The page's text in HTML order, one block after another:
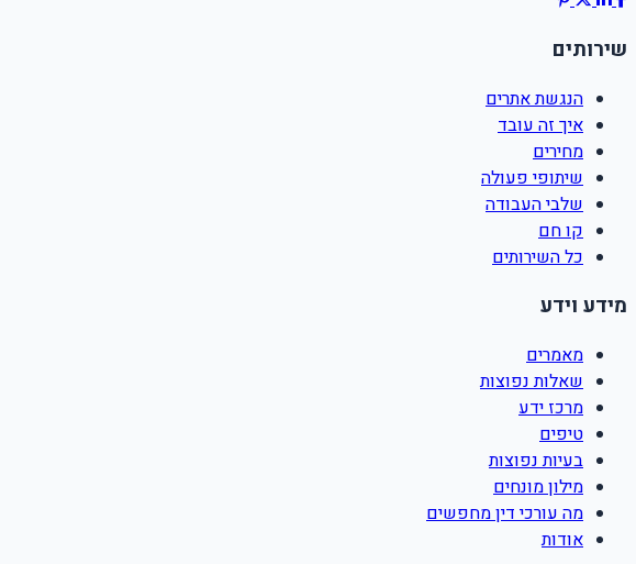
שירותים
הנגשת אתרים
איך זה עובד
מחירים
שיתופי פעולה
שלבי העבודה
קו חם
כל השירותים
מידע וידע
מאמרים
שאלות נפוצות
מרכז ידע
טיפים
בעיות נפוצות
מילון מונחים
מה עורכי דין מחפשים
אודות